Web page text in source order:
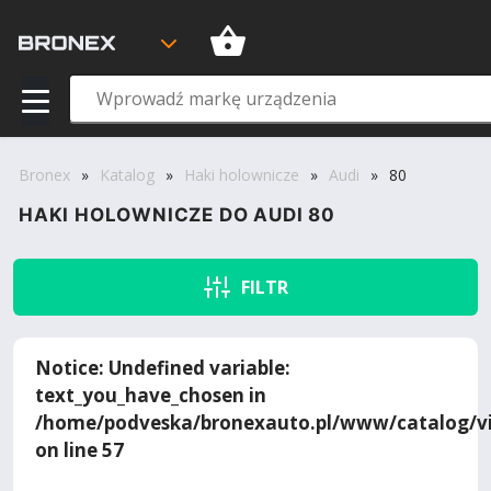
Bronex » Katalog » Haki holownicze » Audi » 80
HAKI HOLOWNICZE DO AUDI 80
FILTR
Notice: Undefined variable:
text_you_have_chosen in
/home/podveska/bronexauto.pl/www/catalog/
on line57